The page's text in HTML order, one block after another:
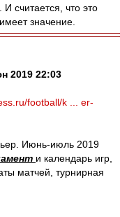
считается, что это
значение.
2019 22:03
football/k ... er-
Июнь-июль 2019
и календарь игр,
матчей, турнирная